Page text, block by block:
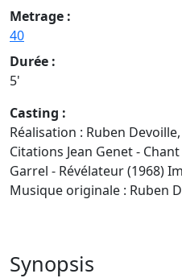
Metrage :
40
Durée :
5'
Casting :
Réalisation : Ruben
Citations Jean Genet -
Garrel - Révélateur (1968)
Musique originale : Ruben
Synopsis